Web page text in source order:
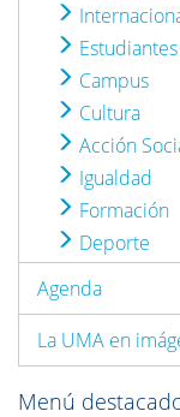
Estudiantes
Campus
Cultura
Acción
Igualdad
Formación
Deporte
Agenda
La UMA en
Menú